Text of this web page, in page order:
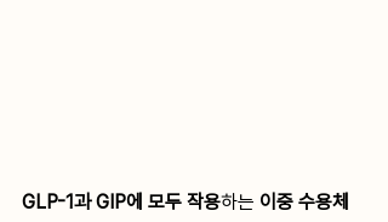
GLP-1과 GIP에 모두 작용하는 이중 수용체